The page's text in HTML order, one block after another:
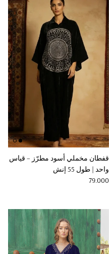
قفطان مخملي أسود مطرّز – قياس
واحد | طول 55 إنش
Regular price
79.000